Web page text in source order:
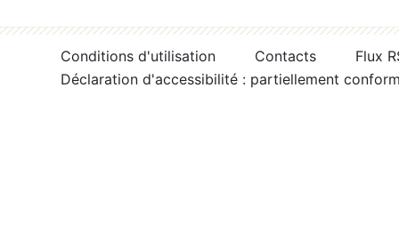
Conditions d'utilisation Contacts
Flux
Déclaration d'accessibilité : partiellement